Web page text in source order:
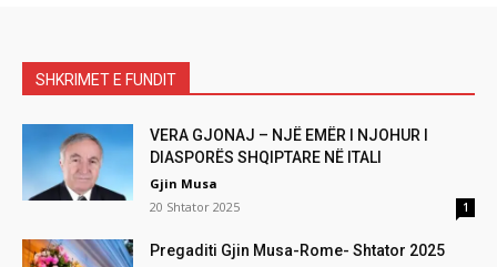
SHKRIMET E FUNDIT
VERA GJONAJ – NJË EMËR I NJOHUR I
DIASPORËS SHQIPTARE NË ITALI
Gjin Musa
20 Shtator 2025
1
Pregaditi Gjin Musa-Rome- Shtator 2025